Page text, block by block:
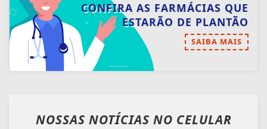
CONFIRA AS FARMÁCIAS QUE
ESTARÃO DE PLANTÃO
SAIBA MAIS
NOSSAS NOTÍCIAS NO CELULAR